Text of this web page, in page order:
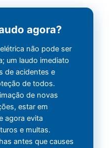
agora?
não pode ser
um laudo imediato
de acidentes e
de todos.
de novas
estar em
agora evita
e multas.
antes que causes